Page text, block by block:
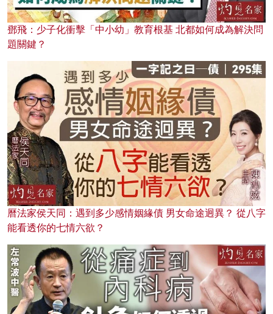
鄧飛：少子化衝擊「中小幼」教育根基 北都如何成為解決問
題關鍵？
曆法家侯天同：遇到多少感情姻緣債 男女命途迥異？ 從八字
能看透你的七情六欲？